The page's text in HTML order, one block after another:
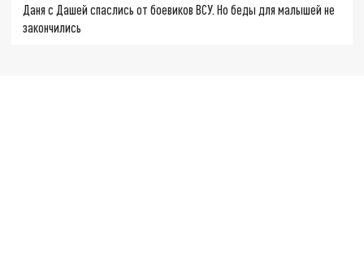
Даня с Дашей спаслись от боевиков ВСУ. Но беды для малышей не
закончились